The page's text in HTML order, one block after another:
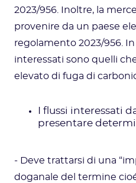
2023/956. Inoltre, la
provenire da un paese
regolamento 2023/956.
interessati sono quelli
elevato di fuga di
I flussi interessati
presentare
- Deve trattarsi di una
doganale del termine